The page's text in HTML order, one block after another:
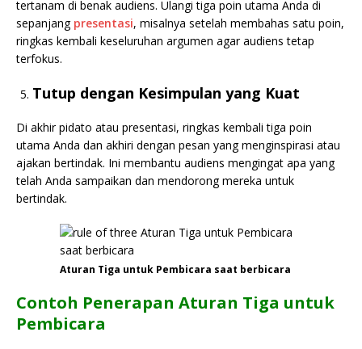
tertanam di benak audiens. Ulangi tiga poin utama Anda di
sepanjang presentasi, misalnya setelah membahas satu poin,
ringkas kembali keseluruhan argumen agar audiens tetap
terfokus.
Tutup dengan Kesimpulan yang Kuat
Di akhir pidato atau presentasi, ringkas kembali tiga poin
utama Anda dan akhiri dengan pesan yang menginspirasi atau
ajakan bertindak. Ini membantu audiens mengingat apa yang
telah Anda sampaikan dan mendorong mereka untuk
bertindak.
Aturan Tiga untuk Pembicara saat berbicara
Contoh Penerapan Aturan Tiga untuk
Pembicara